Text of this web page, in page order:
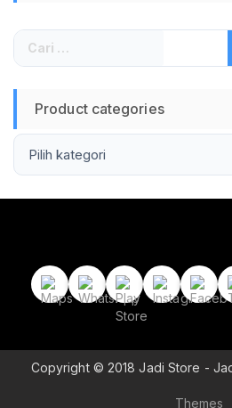
Cari
untuk:
Product categories
Copyright © 2018 Jadi Store -
Themes